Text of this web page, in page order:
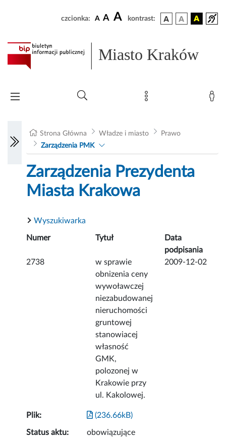
czcionka: A A A kontrast:
Miasto Kraków
Strona Główna Władze i miasto
Prawo
Zarządzenia PMK
Zarządzenia Prezydenta
Miasta Krakowa
Wyszukiwarka
Numer Tytuł
Data
podpisania
2738
w sprawie
obnizenia ceny
wywoławczej
niezabudowanej
nieruchomości
gruntowej
stanowiacej
własność
GMK,
polozonej w
Krakowie przy
ul. Kakolowej.
2009-12-02
Plik: (236.66kB)
Status aktu: obowiązujące